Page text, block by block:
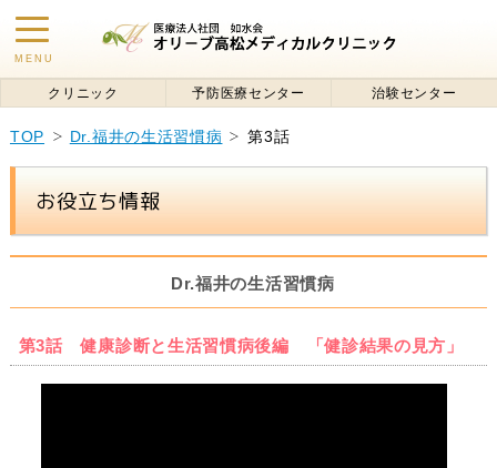
toggle
navigation
MENU
クリニック 予防医療センター 治験センター
TOP Dr.福井の生活習慣病 第3話
お役立ち情報
Dr.福井の生活習慣病
第3話 健康診断と生活習慣病後編 「健診結果の見方」